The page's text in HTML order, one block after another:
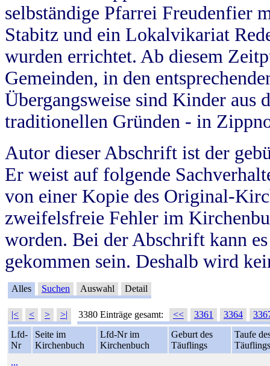
selbständige Pfarrei Freudenfier
Stabitz und ein Lokalvikariat
wurden errichtet. Ab diesem
Gemeinden, in den
Übergangsweise sind Kinder aus
traditionellen Gründen - in
Autor dieser Abschrift ist der
Er weist auf folgende
von einer Kopie des Original-
zweifelsfreie Fehler im
worden. Bei der Abschrift kann
gekommen sein. Deshalb wird
Alles Suchen Auswahl Detail
|< < > >| 3380 Einträge gesamt: << 3361 3364
Lfd-
Nr
Seite im
Kirchenbuch
Lfd-Nr im
Kirchenbuch
Geburt des
Täuflings
Taufe
Täuflings
...